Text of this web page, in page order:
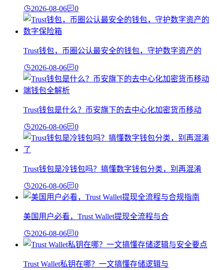
2026-08-06 0
Trust钱包，币圈公认最安全的钱包，守护数字资产的
2026-08-06 0
Trust钱包是什么？币安旗下的去中心化加密货币移动
2026-08-06 0
Trust钱包是冷钱包吗？搞懂数字钱包分类，别再混淆
2026-08-06 0
美国用户必看，Trust Wallet提现全流程与合
2026-08-06 0
Trust Wallet私钥在哪？一文搞懂存储逻辑与